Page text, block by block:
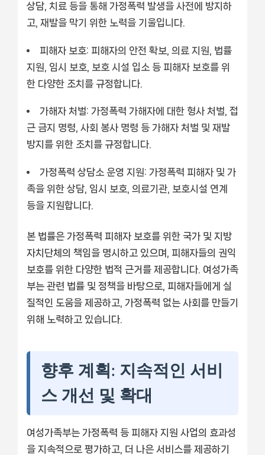
상담, 치료 등을 통해 가정폭력 발생을 사전에 방지하
고, 재발을 막기 위한 노력을 기울입니다.
피해자 보호: 피해자의 안전 확보, 의료 지원, 법률
지원, 임시 보호, 보호 시설 입소 등 피해자 보호를 위
한 다양한 조치를 규정합니다.
가해자 처벌: 가정폭력 가해자에 대한 형사 처벌, 접
근 금지 명령, 사회 봉사 명령 등 가해자 처벌 및 재발
방지를 위한 조치를 규정합니다.
가정폭력 상담소 운영 지원: 가정폭력 피해자 및 가
족을 위한 상담, 임시 보호, 의료기관, 보호시설 연계
등을 지원합니다.
본 법률은 가정폭력 피해자 보호를 위한 국가 및 지방
자치단체의 책임을 명시하고 있으며, 피해자들의 권익
보호를 위한 다양한 법적 근거를 제공합니다. 여성가족
부는 관련 법률 및 정책을 바탕으로, 피해자들에게 실
질적인 도움을 제공하고, 가정폭력 없는 사회를 만들기
위해 노력하고 있습니다.
향후 계획: 지속적인 서비
스 개선 및 확대
여성가족부는 가정폭력 등 피해자 지원 사업의 효과성
을 지속적으로 평가하고, 더 나은 서비스를 제공하기